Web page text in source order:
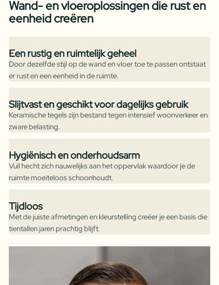
Wand- en vloeroplossingen die rust en
eenheid creëren
Een rustig en ruimtelijk geheel
Door dezelfde stijl op de wand en vloer toe te passen ontstaat
er rust en een eenheid in de ruimte.
Slijtvast en geschikt voor dagelijks gebruik
Keramische tegels zijn bestand tegen intensief woonverkeer en
zware belasting.
Hygiënisch en onderhoudsarm
Vuil hecht zich nauwelijks aan het oppervlak waardoor je de
ruimte moeiteloos schoonhoudt.
Tijdloos
Met de juiste afmetingen en kleurstelling creëer je een basis die
tientallen jaren prachtig blijft.